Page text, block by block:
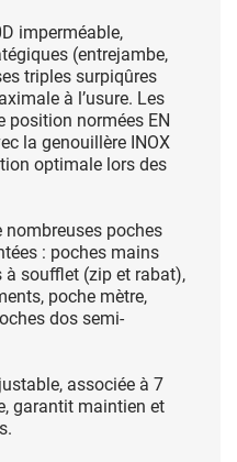
imperméable,
(entrejambe,
triples surpiqûres
à l’usure. Les
position normées EN
la genouillère INOX
optimale lors des
nombreuses poches
: poches mains
à soufflet (zip et rabat),
poche mètre,
dos semi-
associée à 7
garantit maintien et